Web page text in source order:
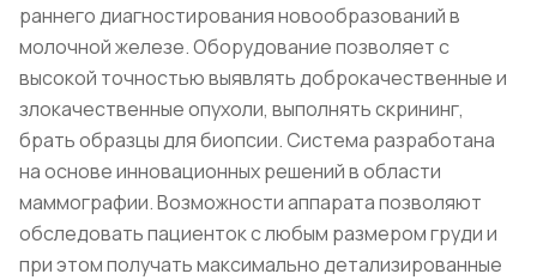
раннего диагностирования новообразований в
молочной железе. Оборудование позволяет с
высокой точностью выявлять доброкачественные и
злокачественные опухоли, выполнять скрининг,
брать образцы для биопсии. Система разработана
на основе инновационных решений в области
маммографии. Возможности аппарата позволяют
обследовать пациенток с любым размером груди и
при этом получать максимально детализированные